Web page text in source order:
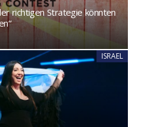
richtigen Strategie könnten
ISRAEL